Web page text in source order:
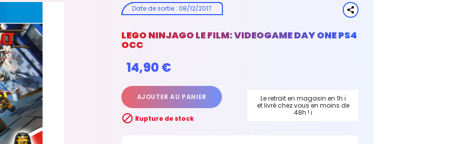
Date de sortie :08/12/2017
LEGO NINJAGO LE FILM: VIDEOGAME DAY ONE PS4
OCC
14,90 €
AJOUTER AU PANIER
 Rupture de stock
Le retrait en magasin en 1h ℹ
et livré chez vous en moins de
48h ! ℹ